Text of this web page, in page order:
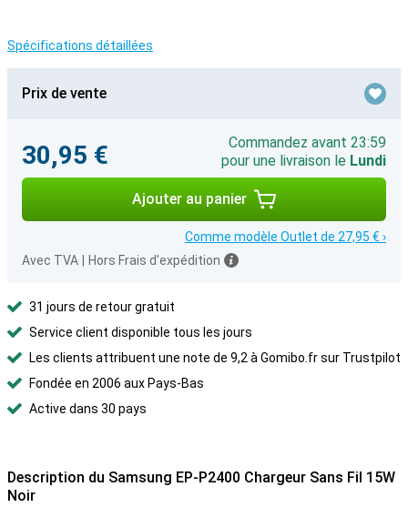
Spécifications détaillées
Prix de vente
30,95 €
Commandez avant 23:59
pour une livraison le Lundi
Ajouter au panier
Comme modèle Outlet de 27,95 € ›
Avec TVA
Hors Frais d'expédition
31 jours de retour gratuit
Service client disponible tous les jours
Les clients attribuent une note de 9,2 à Gomibo.fr sur Trustpilot
Fondée en 2006 aux Pays-Bas
Active dans 30 pays
Description du Samsung EP-P2400 Chargeur Sans Fil 15W
Noir